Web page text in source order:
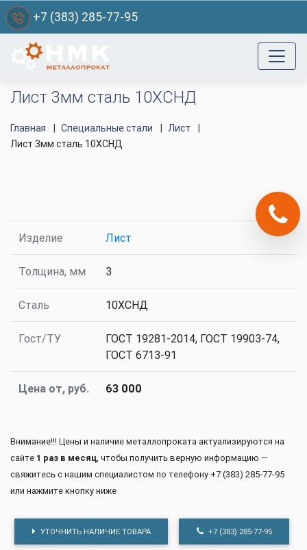
+7 (383) 285-77-95
Лист 3мм сталь 10ХСНД
Главная Специальные стали
Лист
Лист 3мм сталь 10ХСНД
Изделие Лист
Толщина, мм 3
Сталь 10ХСНД
Гост/ТУ
ГОСТ 19281-2014, ГОСТ 19903-74,
ГОСТ 6713-91
Цена от, руб. 63 000
Внимание!!! Цены и наличие металлопроката актуализируются на
сайте 1 раз в месяц, чтобы получить верную информацию —
свяжитесь с нашим специалистом по телефону +7 (383) 285-77-95
или нажмите кнопку ниже
УТОЧНИТЬ НАЛИЧИЕ ТОВАРА +7 (383) 285-77-95